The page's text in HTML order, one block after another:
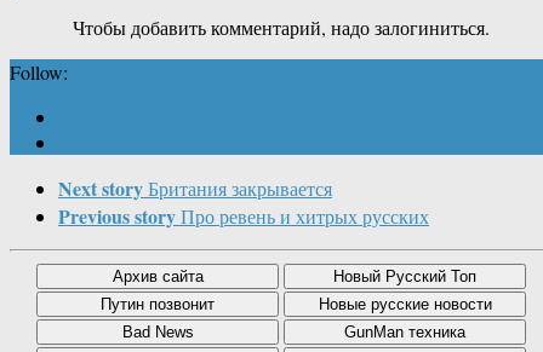
Чтобы добавить комментарий, надо залогиниться.
Follow:
Next storyБритания закрывается
Previous storyПро ревень и хитрых русских